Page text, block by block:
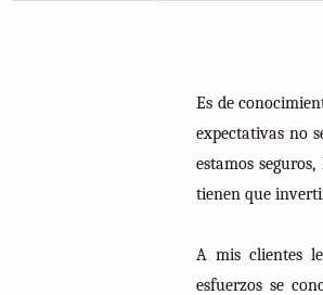
Es de
expectativas no
estamos
tienen que
A mis clientes
esfuerzos se